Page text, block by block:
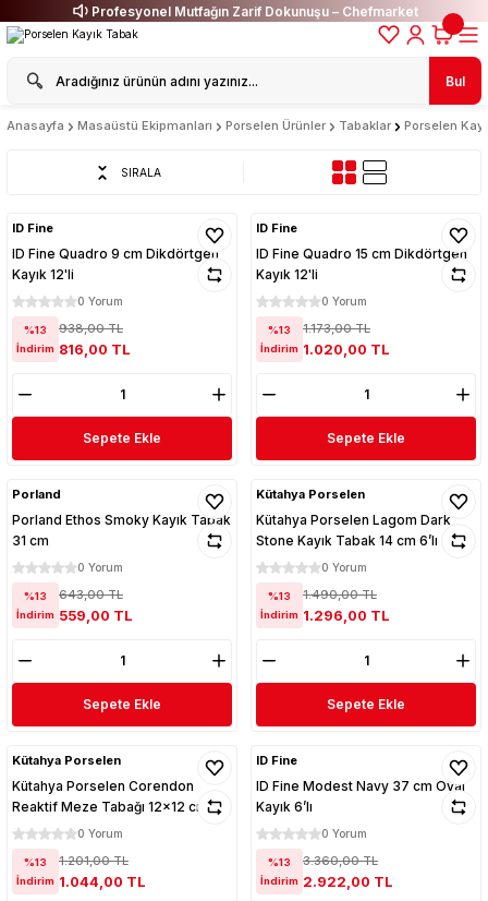
Profesyonel Mutfağın Zarif Dokunuşu – Chefmarket
Bul
Anasayfa Masaüstü Ekipmanları Porselen Ürünler Tabaklar Porselen
SIRALA
ID Fine
ID Fine Quadro 9 cm Dikdörtgen
Kayık 12'li
0 Yorum
%13
İndirim
938,00 TL
816,00 TL
Sepete Ekle
ID Fine
ID Fine Quadro 15 cm Dikdörtgen
Kayık 12'li
0 Yorum
%13
İndirim
1.173,00 TL
1.020,00 TL
Sepete Ekle
Porland
Porland Ethos Smoky Kayık Tabak
31 cm
0 Yorum
%13
İndirim
643,00 TL
559,00 TL
Sepete Ekle
Kütahya Porselen
Kütahya Porselen Lagom Dark
Stone Kayık Tabak 14 cm 6’lı
0 Yorum
%13
İndirim
1.490,00 TL
1.296,00 TL
Sepete Ekle
Kütahya Porselen
Kütahya Porselen Corendon
Reaktif Meze Tabağı 12x12 cm 6'lı
0 Yorum
%13
İndirim
1.201,00 TL
1.044,00 TL
ID Fine
ID Fine Modest Navy 37 cm Oval
Kayık 6’lı
0 Yorum
%13
İndirim
3.360,00 TL
2.922,00 TL